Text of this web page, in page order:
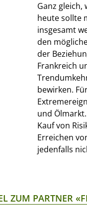
Ganz
heute sollte
insgesamt
den
der
Frankreich
bewirken.
und
Kauf von
Erreichen
jedenfalls
ZUM PARTNER